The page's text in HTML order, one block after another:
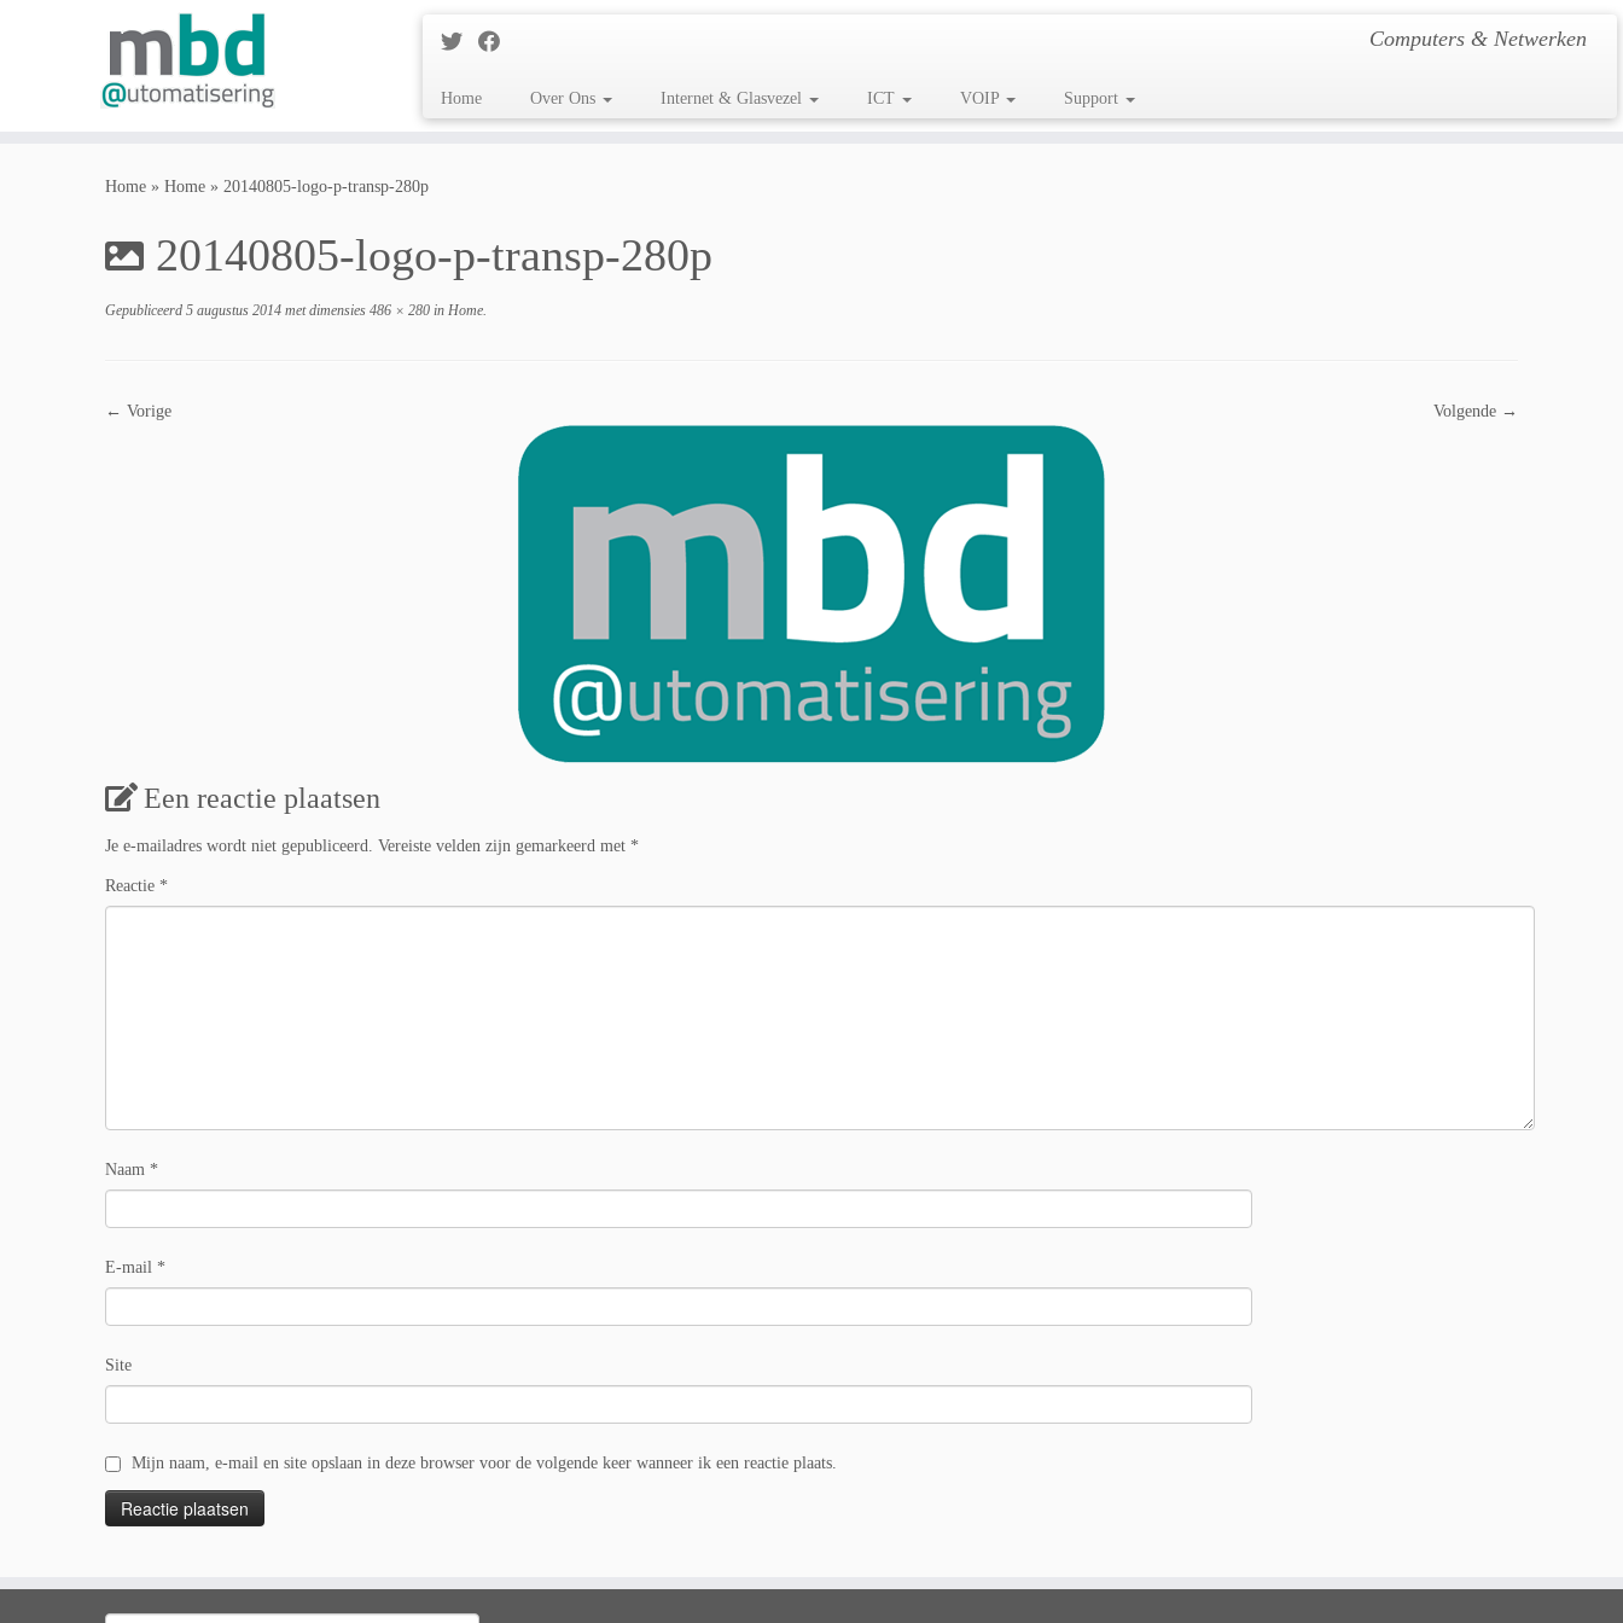
Computers & Netwerken
Home Over Ons Internet & Glasvezel ICT VOIP Support
Home » Home » 20140805-logo-p-transp-280p
20140805-logo-p-transp-280p
Gepubliceerd 5 augustus 2014 met dimensies 486 × 280 in Home.
← Vorige Volgende →
Een reactie plaatsen
Je e-mailadres wordt niet gepubliceerd. Vereiste velden zijn gemarkeerd met *
Reactie *
Naam *
E-mail *
Site
Mijn naam, e-mail en site opslaan in deze browser voor de volgende keer wanneer ik een reactie plaats.